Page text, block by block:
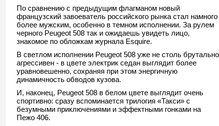
По сравнению с предыдущим флагманом новый
французский завоеватель российского рынка стал намного
более мужским, особенно в темном исполнении. За рулем
черного Peugeot 508 так и ожидаешь увидеть лицо,
знакомое по обложкам журнала Esquire.
В светлом исполнении Peugeot 508 уже не столь брутально
агрессивен - в цвете электрик седан выглядит более
уравновешенно, сохраняя при этом энергичную
динамичность обводов кузова.
И, наконец, Peugeot 508 в белом цвете выглядит очень
спортивно: сразу вспоминается трилогия «Такси» с
безумными приключениями и эффектными гонками на
Пежо 406.